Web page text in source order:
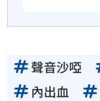
聲音沙啞
內出血